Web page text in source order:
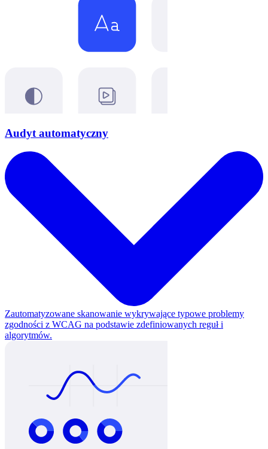
Audyt automatyczny
Zautomatyzowane skanowanie wykrywające typowe problemy
zgodności z WCAG na podstawie zdefiniowanych reguł i
algorytmów.